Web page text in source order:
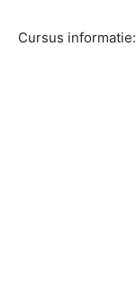
Cursus informatie: